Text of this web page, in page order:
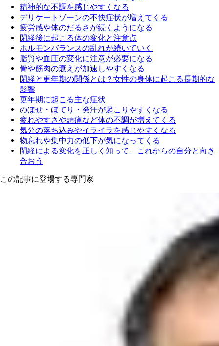
精神的な不調を感じやすくなる
デリケートゾーンの不快症状が増えてくる
疲労感や体のだるさが続くようになる
閉経後に起こる体の変化と注意点
ホルモンバランスの乱れが続いていく
脂質や血圧の変化に注意が必要になる
骨や筋肉の衰えが加速しやすくなる
閉経と更年期の関係とは？女性の身体に起こる長期的な
影響
更年期に起こる主な症状
のぼせ・ほてり・発汗が起こりやすくなる
疲れやすさや頭痛など体の不調が増えてくる
気分の落ち込みやイライラを感じやすくなる
物忘れや集中力の低下が気になってくる
閉経による変化を正しく知って、これからの自分と向き
合おう
この記事に登場する専門家